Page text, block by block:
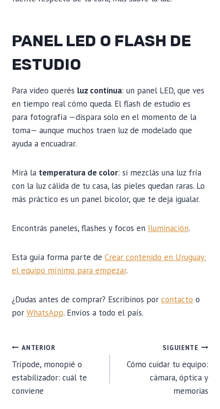
PANEL LED O FLASH DE
ESTUDIO
Para video querés luz continua: un panel LED, que ves
en tiempo real cómo queda. El flash de estudio es
para fotografía —dispara solo en el momento de la
toma— aunque muchos traen luz de modelado que
ayuda a encuadrar.
Mirá la temperatura de color: si mezclás una luz fría
con la luz cálida de tu casa, las pieles quedan raras. Lo
más práctico es un panel bicolor, que te deja igualar.
Encontrás paneles, flashes y focos en Iluminación.
Esta guía forma parte de Crear contenido en Uruguay:
el equipo mínimo para empezar.
¿Dudas antes de comprar? Escribinos por contacto o
por WhatsApp. Envíos a todo el país.
NAVEGACIÓN
DE
ENTRADAS
ANTERIOR
Trípode, monopié o
estabilizador: cuál te
conviene
SIGUIENTE
Cómo cuidar tu equipo:
cámara, óptica y
memorias